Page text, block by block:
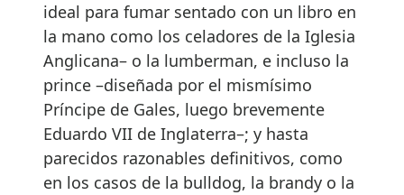
ideal para fumar sentado con un libro en
la mano como los celadores de la Iglesia
Anglicana– o la lumberman, e incluso la
prince –diseñada por el mismísimo
Príncipe de Gales, luego brevemente
Eduardo VII de Inglaterra–; y hasta
parecidos razonables definitivos, como
en los casos de la bulldog, la brandy o la